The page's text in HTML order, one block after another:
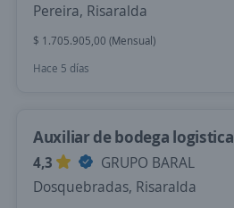
Pereira, Risaralda
$ 1.705.905,00 (Mensual)
Hace 5 días
Auxiliar de bodega logistica
4,3
GRUPO BARAL
Dosquebradas, Risaralda